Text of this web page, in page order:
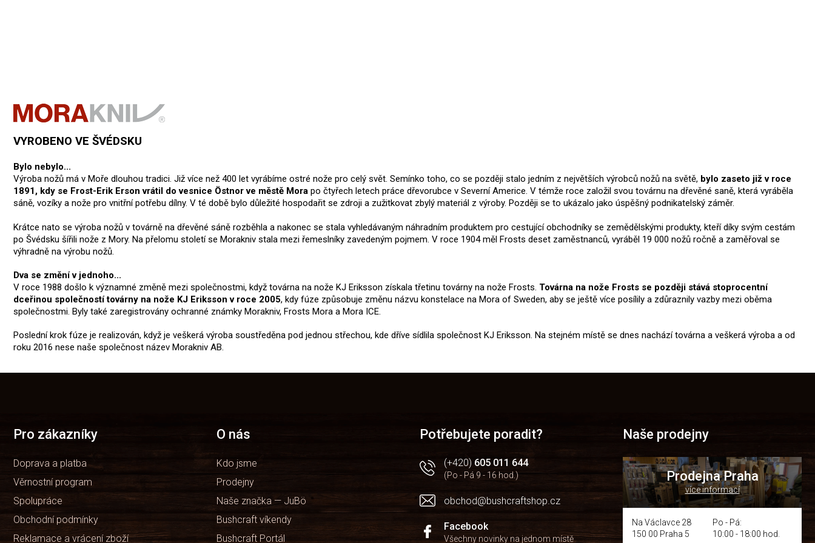
VYROBENO VE ŠVÉDSKU
Bylo nebylo...
Výroba nožů má v Moře dlouhou tradici. Již více než 400 let vyrábíme ostré nože pro celý svět. Semínko toho, co se později stalo jedním z největších výrobců nožů na světě, bylo zaseto již v roce
1891, kdy se Frost-Erik Erson vrátil do vesnice Östnor ve městě Mora po čtyřech letech práce dřevorubce v Severní Americe. V témže roce založil svou továrnu na dřevěné saně, která vyráběla
sáně, vozíky a nože pro vnitřní potřebu dílny. V té době bylo důležité hospodařit se zdroji a zužitkovat zbylý materiál z výroby. Později se to ukázalo jako úspěšný podnikatelský záměr.
Krátce nato se výroba nožů v továrně na dřevěné sáně rozběhla a nakonec se stala vyhledávaným náhradním produktem pro cestující obchodníky se zemědělskými produkty, kteří díky svým cestám
po Švédsku šířili nože z Mory. Na přelomu století se Morakniv stala mezi řemeslníky zavedeným pojmem. V roce 1904 měl Frosts deset zaměstnanců, vyráběl 19 000 nožů ročně a zaměřoval se
výhradně na výrobu nožů.
Dva se změní v jednoho...
V roce 1988 došlo k významné změně mezi společnostmi, když továrna na nože KJ Eriksson získala třetinu továrny na nože Frosts. Továrna na nože Frosts se později stává stoprocentní
dceřinou společností továrny na nože KJ Eriksson v roce 2005, kdy fúze způsobuje změnu názvu konstelace na Mora of Sweden, aby se ještě více posílily a zdůraznily vazby mezi oběma
společnostmi. Byly také zaregistrovány ochranné známky Morakniv, Frosts Mora a Mora ICE.
Poslední krok fúze je realizován, když je veškerá výroba soustředěna pod jednou střechou, kde dříve sídlila společnost KJ Eriksson. Na stejném místě se dnes nachází továrna a veškerá výroba a od
roku 2016 nese naše společnost název Morakniv AB.
Pro zákazníky
Doprava a platba
Věrnostní program
Spolupráce
Obchodní podmínky
Reklamace a vrácení zboží
O nás
Kdo jsme
Prodejny
Naše značka — JuBö
Bushcraft víkendy
Bushcraft Portál
Potřebujete poradit?
(+420) 605 011 644
(Po - Pá 9 - 16 hod.)
obchod@bushcraftshop.cz
Facebook
Všechny novinky na jednom místě
Naše prodejny
Prodejna Praha
více informací
Na Václavce 28
150 00 Praha 5
Po - Pá:
10:00 - 18:00 hod.